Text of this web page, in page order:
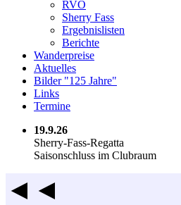
RVO
Sherry Fass
Ergebnislisten
Berichte
Wanderpreise
Aktuelles
Bilder "125 Jahre"
Links
Termine
19.9.26
Sherry-Fass-Regatta
Saisonschluss im Clubraum
◄◄